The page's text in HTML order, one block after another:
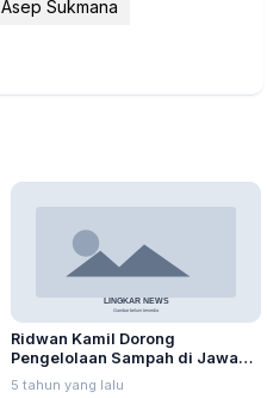
Asep Sukmana
Ridwan Kamil Dorong
Pengelolaan Sampah di Jawa
Barat Berbasis Digital
5 tahun yang lalu